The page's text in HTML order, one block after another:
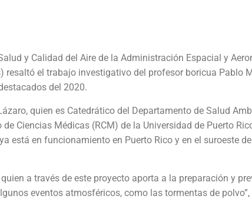
y Calidad del Aire de la Administración Espacial y
resaltó el trabajo investigativo del profesor boricua Pablo
del 2020.
quien es Catedrático del Departamento de Salud
Ciencias Médicas (RCM) de la Universidad de Puerto
está en funcionamiento en Puerto Rico y en el suroeste
a través de este proyecto aporta a la preparación y
eventos atmosféricos, como las tormentas de